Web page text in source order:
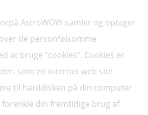
AstroWOW samler og optager
de personfølsomme
at bruge ”cookies”. Cookies er
som en internet web site
til harddisken på din computer
din fremtidige brug af